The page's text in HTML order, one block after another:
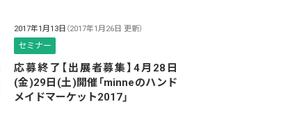
2017年1月13日 （2017年1月26日 更新）
セミナー
応募終了【出展者募集】4月28日
(金)29日(土)開催「minneのハンド
メイドマーケット2017」